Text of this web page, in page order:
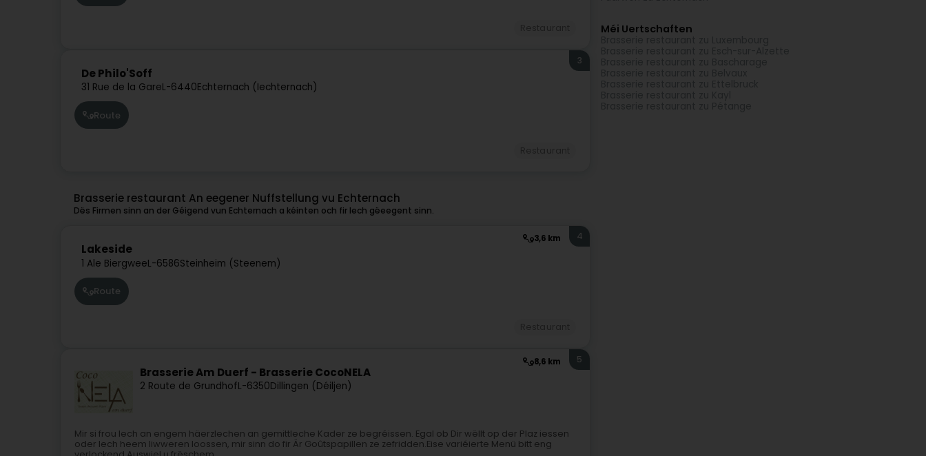
De Philo'Soff
31 Rue de la GareL-6440Echternach (Iechternach)
3
Route
Brasserie restaurant An eegener Nuffstellung vu Echternach
Dës Firmen sinn an der Géigend vun Echternach a kéinten och fir Iech gëeegent sinn.
3,6 km
Lakeside
1 Ale BiergweeL-6586Steinheim (Steenem)
4
Route
8,6 km
Brasserie Am Duerf - Brasserie CocoNELA
2 Route de GrundhofL-6350Dillingen (Déiljen)
5
Mir si frou Iech an engem häerzlechen an gemittleche Kader ze begréissen. Egal ob Dir wëllt op der Plaz iessen
oder Iech heem liwweren loossen, mir sinn do fir Är Goûtspapillen ze zefridden.Eise variéierte Menü bitt eng
Méi Uertschaften